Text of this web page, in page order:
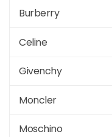
Burberry
Celine
Givenchy
Moncler
Moschino